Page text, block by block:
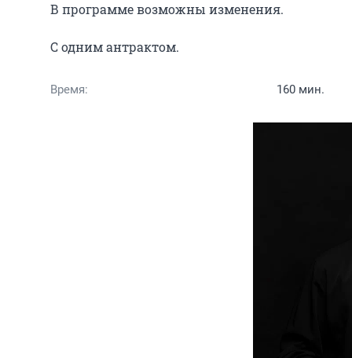
В программе возможны изменения.
С одним антрактом.
Время: 160 мин.